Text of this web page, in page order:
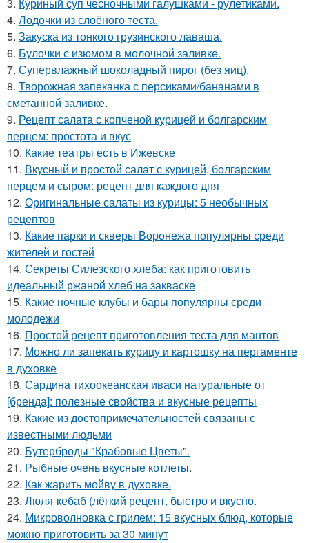
3. Куриный суп чесночными галушками - рулетиками.
4. Лодочки из слоёного теста.
5. Закуска из тонкого грузинского лаваша.
6. Булочки с изюмом в молочной заливке.
7. Супервлажный шоколадный пирог (без яиц).
8. Творожная запеканка с персиками/бананами в
сметанной заливке.
9. Рецепт салата с копченой курицей и болгарским
перцем: простота и вкус
10. Какие театры есть в Ижевске
11. Вкусный и простой салат с курицей, болгарским
перцем и сыром: рецепт для каждого дня
12. Оригинальные салаты из курицы: 5 необычных
рецептов
13. Какие парки и скверы Воронежа популярны среди
жителей и гостей
14. Секреты Силезского хлеба: как приготовить
идеальный ржаной хлеб на закваске
15. Какие ночные клубы и бары популярны среди
молодежи
16. Простой рецепт приготовления теста для мантов
17. Можно ли запекать курицу и картошку на пергаменте
в духовке
18. Сардина тихоокеанская иваси натуральные от
[бренда]: полезные свойства и вкусные рецепты
19. Какие из достопримечательностей связаны с
известными людьми
20. Бутерброды "Крабовые Цветы".
21. Рыбные очень вкусные котлеты.
22. Как жарить мойву в духовке.
23. Люля-кебаб (лёгкий рецепт, быстро и вкусно.
24. Микроволновка с грилем: 15 вкусных блюд, которые
можно приготовить за 30 минут